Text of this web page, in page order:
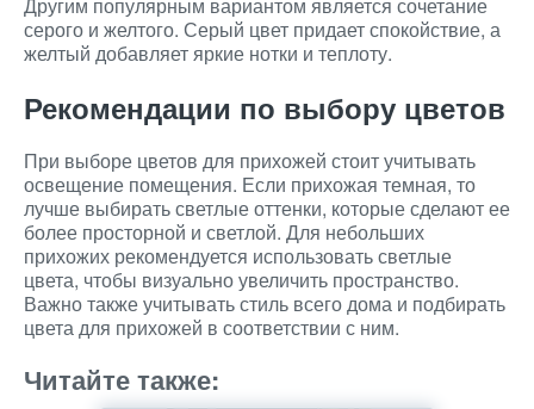
серого и желтого. Серый цвет придает спокойствие, а
желтый добавляет яркие нотки и теплоту.
Рекомендации по выбору цветов
При выборе цветов для прихожей стоит учитывать
освещение помещения. Если прихожая темная, то
лучше выбирать светлые оттенки, которые сделают ее
более просторной и светлой. Для небольших
прихожих рекомендуется использовать светлые
цвета, чтобы визуально увеличить пространство.
Важно также учитывать стиль всего дома и подбирать
цвета для прихожей в соответствии с ним.
Читайте также: